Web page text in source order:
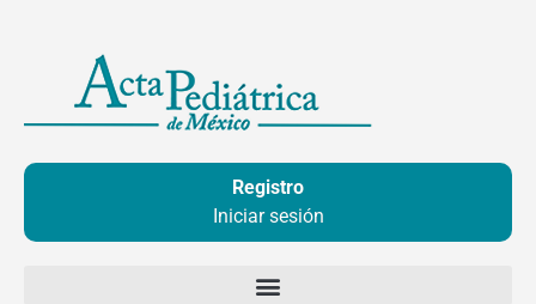
contenido
Registro
Iniciar sesión